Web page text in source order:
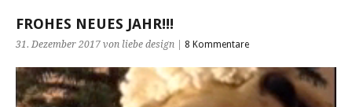
FROHES NEUES JAHR!!!
31. Dezember 2017 von liebe design | 8 Kommentare
Video-
Player